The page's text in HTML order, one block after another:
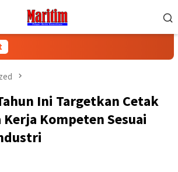
Ini Targetkan Cetak
Kerja Kompeten Sesuai